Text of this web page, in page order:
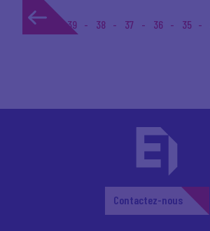
1... 39 38 37 36 35
Contactez-nous